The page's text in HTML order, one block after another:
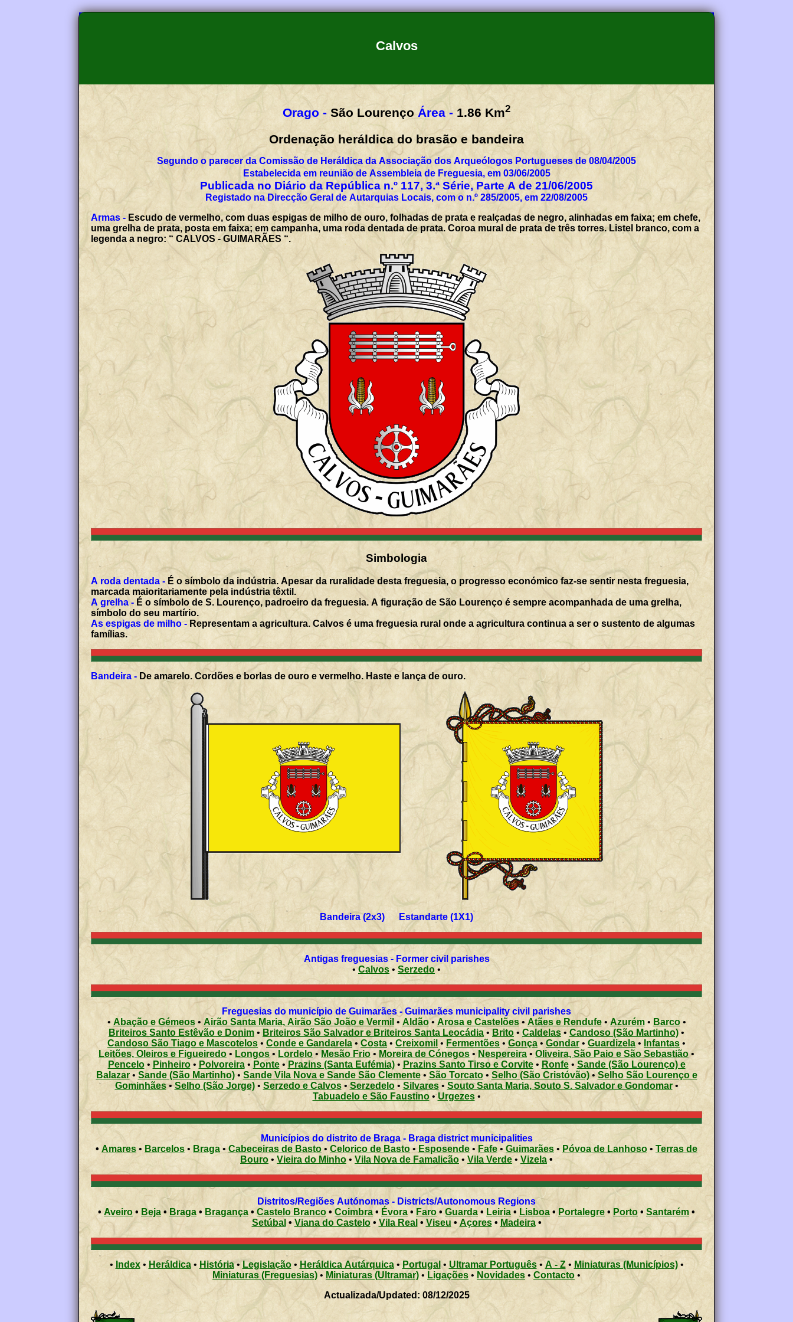
Calvos
Orago - São Lourenço Área - 1.86 Km2
Ordenação heráldica do brasão e bandeira
Segundo o parecer da Comissão de Heráldica da Associação dos Arqueólogos Portugueses de 08/04/2005
Estabelecida em reunião de Assembleia de Freguesia, em 03/06/2005
Publicada no Diário da República n.º 117, 3.ª Série, Parte A de 21/06/2005
Registado na Direcção Geral de Autarquias Locais, com o n.º 285/2005, em 22/08/2005
Armas - Escudo de vermelho, com duas espigas de milho de ouro, folhadas de prata e realçadas de negro, alinhadas em faixa; em chefe,
uma grelha de prata, posta em faixa; em campanha, uma roda dentada de prata. Coroa mural de prata de três torres. Listel branco, com a
legenda a negro: “ CALVOS - GUIMARÃES “.
Simbologia
A roda dentada -É o símbolo da indústria. Apesar da ruralidade desta freguesia, o progresso económico faz-se sentir nesta freguesia,
marcada maioritariamente pela indústria têxtil.
A grelha - É o símbolo de S. Lourenço, padroeiro da freguesia. A figuração de São Lourenço é sempre acompanhada de uma grelha,
símbolo do seu martírio.
As espigas de milho - Representam a agricultura. Calvos é uma freguesia rural onde a agricultura continua a ser o sustento de algumas
famílias.
Bandeira - De amarelo. Cordões e borlas de ouro e vermelho. Haste e lança de ouro.
Bandeira (2x3) Estandarte (1X1)
Antigas freguesias - Former civil parishes
•Calvos• Serzedo•
Freguesias do município de Guimarães - Guimarães municipality civil parishes
• Abação e Gémeos• Airão Santa Maria, Airão São João e Vermil • Aldão• Arosa e Castelões• Atães e Rendufe •Azurém• Barco•
Briteiros Santo Estêvão e Donim • Briteiros São Salvador e Briteiros Santa Leocádia •Brito • Caldelas• Candoso (São Martinho) •
Candoso São Tiago e Mascotelos • Conde e Gandarela• Costa • Creixomil • Fermentões • Gonça • Gondar • Guardizela • Infantas •
Leitões, Oleiros e Figueiredo • Longos • Lordelo •Mesão Frio• Moreira de Cónegos • Nespereira • Oliveira, São Paio e São Sebastião•
Pencelo• Pinheiro• Polvoreira • Ponte• Prazins (Santa Eufémia)• Prazins Santo Tirso e Corvite• Ronfe• Sande (São Lourenço) e
Balazar• Sande (São Martinho)• Sande Vila Nova e Sande São Clemente• São Torcato• Selho (São Cristóvão)•Selho São Lourenço e
Gominhães•Selho (São Jorge)• Serzedo e Calvos•Serzedelo•Silvares• Souto Santa Maria, Souto S. Salvador e Gondomar•
Tabuadelo e São Faustino•Urgezes•
Municípios do distrito de Braga - Braga district municipalities
• Amares • Barcelos • Braga•Cabeceiras de Basto • Celorico de Basto• Esposende • Fafe • Guimarães • Póvoa de Lanhoso • Terras de
Bouro •Vieira do Minho • Vila Nova de Famalicão • Vila Verde• Vizela •
Distritos/Regiões Autónomas - Districts/Autonomous Regions
•Aveiro • Beja • Braga • Bragança •Castelo Branco • Coimbra • Évora • Faro • Guarda• Leiria • Lisboa • Portalegre • Porto • Santarém •
Setúbal•Viana do Castelo• Vila Real • Viseu • Açores • Madeira •
• Index• Heráldica• História •Legislação • Heráldica Autárquica•Portugal • Ultramar Português• A - Z• Miniaturas (Municípios)•
Miniaturas (Freguesias) • Miniaturas (Ultramar) • Ligações • Novidades • Contacto •
Actualizada/Updated: 08/12/2025